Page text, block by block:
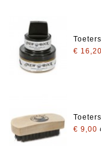
€ 16,20
€ 9,00